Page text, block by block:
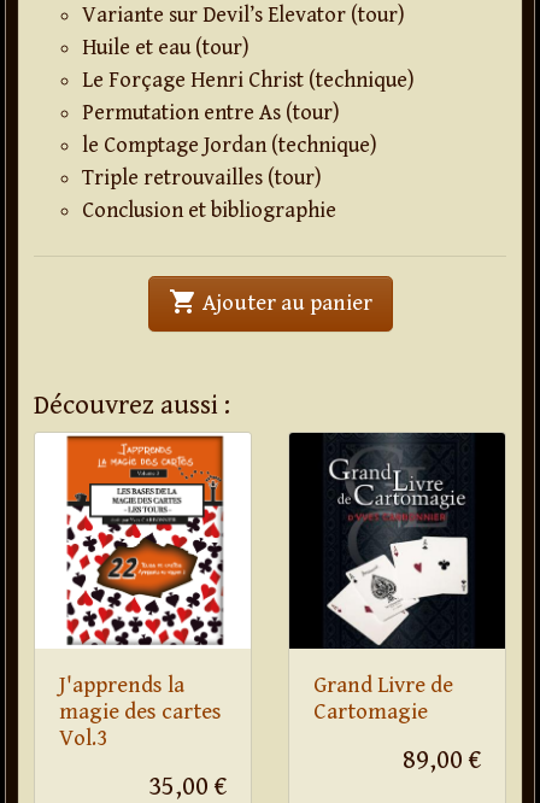
Variante sur Devil’s Elevator (tour)
Huile et eau (tour)
Le Forçage Henri Christ (technique)
Permutation entre As (tour)
le Comptage Jordan (technique)
Triple retrouvailles (tour)
Conclusion et bibliographie
shopping_cart Ajouter au panier' . J'apprends la
Découvrez aussi :
J'apprends la
magie des cartes
Vol.3
35,00 €
Grand Livre de
Cartomagie
89,00 €